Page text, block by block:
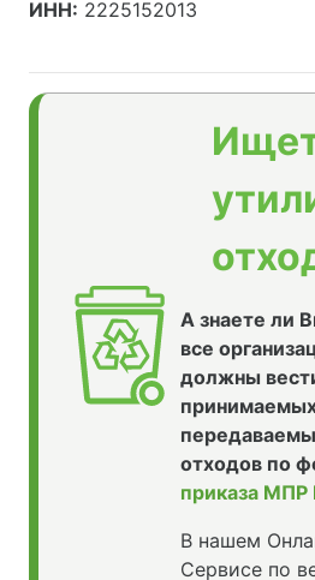
ИНН: 2225152013
А знаете ли
все
должны
отходов по
приказа
В нашем
Сервисе по